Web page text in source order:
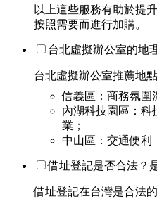
以上這些服務有助於提
按照需要而進行加購。
台北虛擬辦公室的地
台北虛擬辦公室推薦地點
信義區：商務氛圍
內湖科技園區：科
業；
中山區：交通便利
借址登記是否合法？
借址登記在台灣是合法